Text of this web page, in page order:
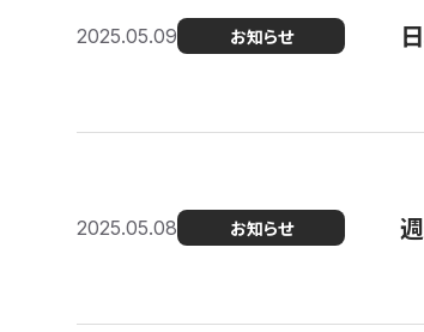
2025.05.09 お知らせ
2025.05.08 お知らせ